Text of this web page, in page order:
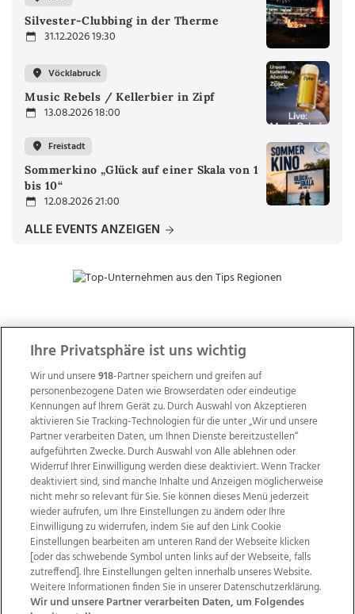
Silvester-Clubbing in der Therme
31.12.2026 19:30
Vöcklabruck
Music Rebels / Kellerbier in Zipf
13.08.2026 18:00
Freistadt
Sommerkino „Glück auf einer Skala von 1
bis 10“
12.08.2026 21:00
ALLE EVENTS ANZEIGEN
ZUR NACHRICHTENÜBERSICHT
Wir über uns Mediadaten Kontakt
Jobs
Datenschutz
Impressum
AGB Anzeigekunden
AGB Website
Ehrenkodex Politische Werbung
Ihre Privatsphäre ist uns wichtig
Wir und unsere918-Partner speichern und greifen auf
personenbezogene Daten wie Browserdaten oder eindeutige
Kennungen auf Ihrem Gerät zu. Durch Auswahl von Akzeptieren
aktivieren Sie Tracking-Technologien für die unter „Wir und unsere
Partner verarbeiten Daten, um Ihnen Dienste bereitzustellen“
aufgeführten Zwecke. Durch Auswahl von Alle ablehnen oder
Widerruf Ihrer Einwilligung werden diese deaktiviert. Wenn Tracker
deaktiviert sind, sind manche Inhalte und Anzeigen möglicherweise
nicht mehr so relevant für Sie. Sie können dieses Menü jederzeit
wieder aufrufen, um Ihre Einstellungen zu ändern oder Ihre
Einwilligung zu widerrufen, indem Sie auf den Link Cookie
Einstellungen bearbeiten am unteren Rand der Webseite klicken
[oder das schwebende Symbol unten links auf der Webseite, falls
zutreffend]. Ihre Einstellungen gelten innerhalb unseres Website.
Weitere Informationen finden Sie in unserer Datenschutzerklärung.
Wir und unsere Partner verarbeiten Daten, um Folgendes